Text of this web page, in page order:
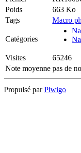
Poids
663 Ko
Tags
Macro
Catégories
Visites
65246
Note moyenne pas de
Propulsé parPiwigo